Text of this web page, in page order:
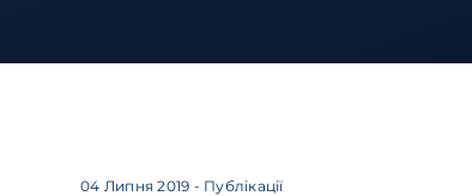
04 Липня 2019 - Публікації